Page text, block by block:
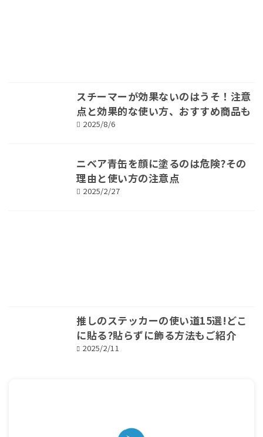
スチーマーが効果ないのはうそ！注意
点と効果的な使い方、おすすめ商品も
2025/8/6
ニベア青缶を顔に塗るのは危険?その
理由と使い方の注意点
2025/2/27
推しのステッカーの使い道15選!どこ
に貼る?貼らずに飾る方法もご紹介
2025/2/11